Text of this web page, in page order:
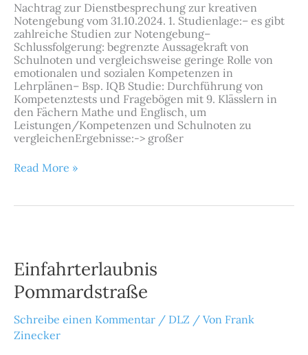
Nachtrag zur Dienstbesprechung zur kreativen
Notengebung vom 31.10.2024. 1. Studienlage:– es gibt
zahlreiche Studien zur Notengebung–
Schlussfolgerung: begrenzte Aussagekraft von
Schulnoten und vergleichsweise geringe Rolle von
emotionalen und sozialen Kompetenzen in
Lehrplänen– Bsp. IQB Studie: Durchführung von
Kompetenztests und Fragebögen mit 9. Klässlern in
den Fächern Mathe und Englisch, um
Leistungen/Kompetenzen und Schulnoten zu
vergleichenErgebnisse:-> großer
Read More »
Einfahrterlaubnis
Pommardstraße
Schreibe einen Kommentar / DLZ / Von Frank
Zinecker